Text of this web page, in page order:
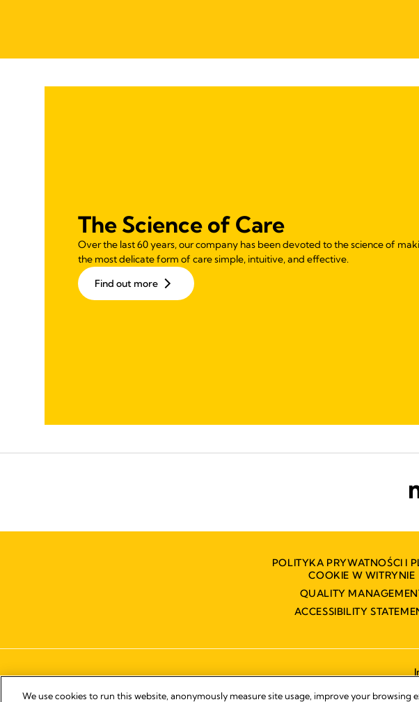
The Science of Care
Over the last 60 years, our company has been devoted to the science of
the most delicate form of care simple, intuitive, and effective.
Find out more
POLITYKA PRYWATNOŚCI I
COOKIE W WITRYNIE
QUALITY
ACCESSIBILITY
We use cookies to run this website, anonymously measure site usage, improve your browsing